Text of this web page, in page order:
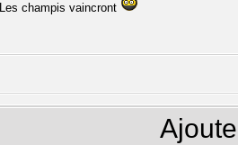
Les champis vaincront